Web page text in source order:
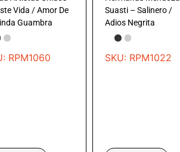
Vida / Amor De
Guambra
RPM1060
Suasti – Salinero /
Adios Negrita
SKU: RPM1022